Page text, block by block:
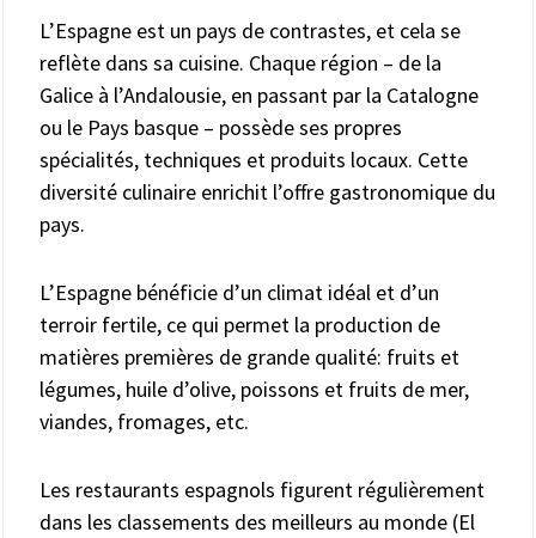
L’Espagne est un pays de contrastes, et cela se
reflète dans sa cuisine. Chaque région – de la
Galice à l’Andalousie, en passant par la Catalogne
ou le Pays basque – possède ses propres
spécialités, techniques et produits locaux. Cette
diversité culinaire enrichit l’offre gastronomique du
pays.
L’Espagne bénéficie d’un climat idéal et d’un
terroir fertile, ce qui permet la production de
matières premières de grande qualité: fruits et
légumes, huile d’olive, poissons et fruits de mer,
viandes, fromages, etc.
Les restaurants espagnols figurent régulièrement
dans les classements des meilleurs au monde (El